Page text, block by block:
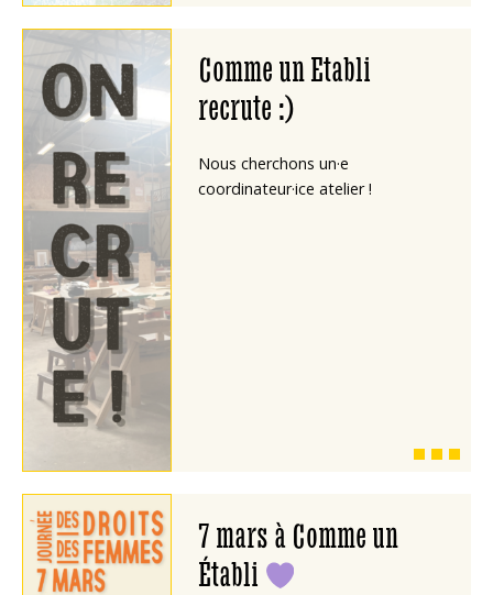
Comme un Etabli
recrute :)
Nous cherchons un·e
coordinateur·ice atelier !
7 mars à Comme un
Établi